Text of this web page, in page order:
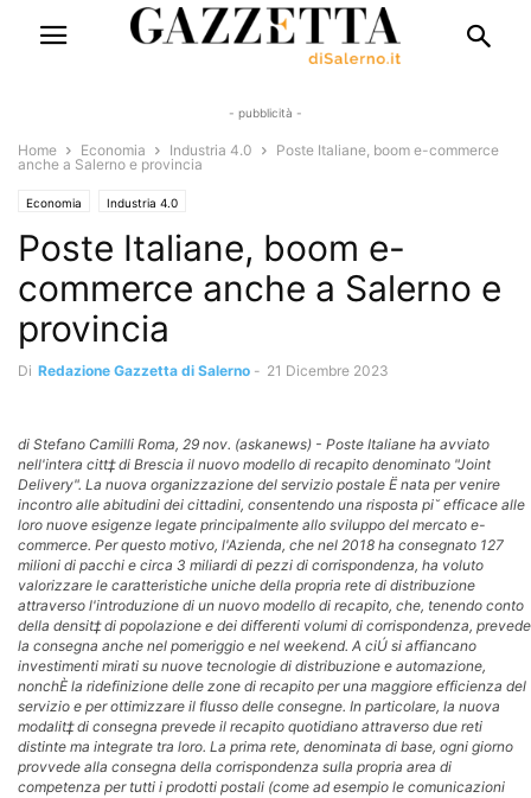
- pubblicità -
Home Economia Industria 4.0
Poste Italiane, boom e-commerce
anche a Salerno e provincia
Economia Industria 4.0
Poste Italiane, boom e-
commerce anche a Salerno e
provincia
Di Redazione Gazzetta di Salerno - 21 Dicembre 2023
di Stefano Camilli Roma, 29 nov. (askanews) - Poste Italiane ha avviato
nell'intera citt‡ di Brescia il nuovo modello di recapito denominato "Joint
Delivery". La nuova organizzazione del servizio postale Ë nata per venire
incontro alle abitudini dei cittadini, consentendo una risposta pi˘ efficace alle
loro nuove esigenze legate principalmente allo sviluppo del mercato e-
commerce. Per questo motivo, l'Azienda, che nel 2018 ha consegnato 127
milioni di pacchi e circa 3 miliardi di pezzi di corrispondenza, ha voluto
valorizzare le caratteristiche uniche della propria rete di distribuzione
attraverso l'introduzione di un nuovo modello di recapito, che, tenendo conto
della densit‡ di popolazione e dei differenti volumi di corrispondenza, prevede
la consegna anche nel pomeriggio e nel weekend. A ciÚ si affiancano
investimenti mirati su nuove tecnologie di distribuzione e automazione,
nonchÈ la ridefinizione delle zone di recapito per una maggiore efficienza del
servizio e per ottimizzare il flusso delle consegne. In particolare, la nuova
modalit‡ di consegna prevede il recapito quotidiano attraverso due reti
distinte ma integrate tra loro. La prima rete, denominata di base, ogni giorno
provvede alla consegna della corrispondenza sulla propria area di
competenza per tutti i prodotti postali (come ad esempio le comunicazioni